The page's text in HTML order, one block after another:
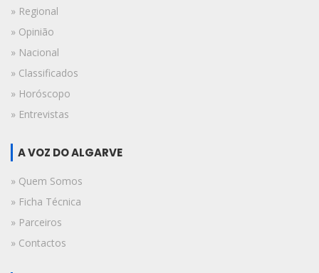
» Regional
» Opinião
» Nacional
» Classificados
» Horóscopo
» Entrevistas
A VOZ DO ALGARVE
» Quem Somos
» Ficha Técnica
» Parceiros
» Contactos